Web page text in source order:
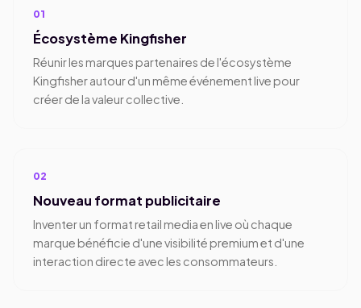
01
Écosystème Kingfisher
Réunir les marques partenaires de l'écosystème
Kingfisher autour d'un même événement live pour
créer de la valeur collective.
02
Nouveau format publicitaire
Inventer un format retail media en live où chaque
marque bénéficie d'une visibilité premium et d'une
interaction directe avec les consommateurs.